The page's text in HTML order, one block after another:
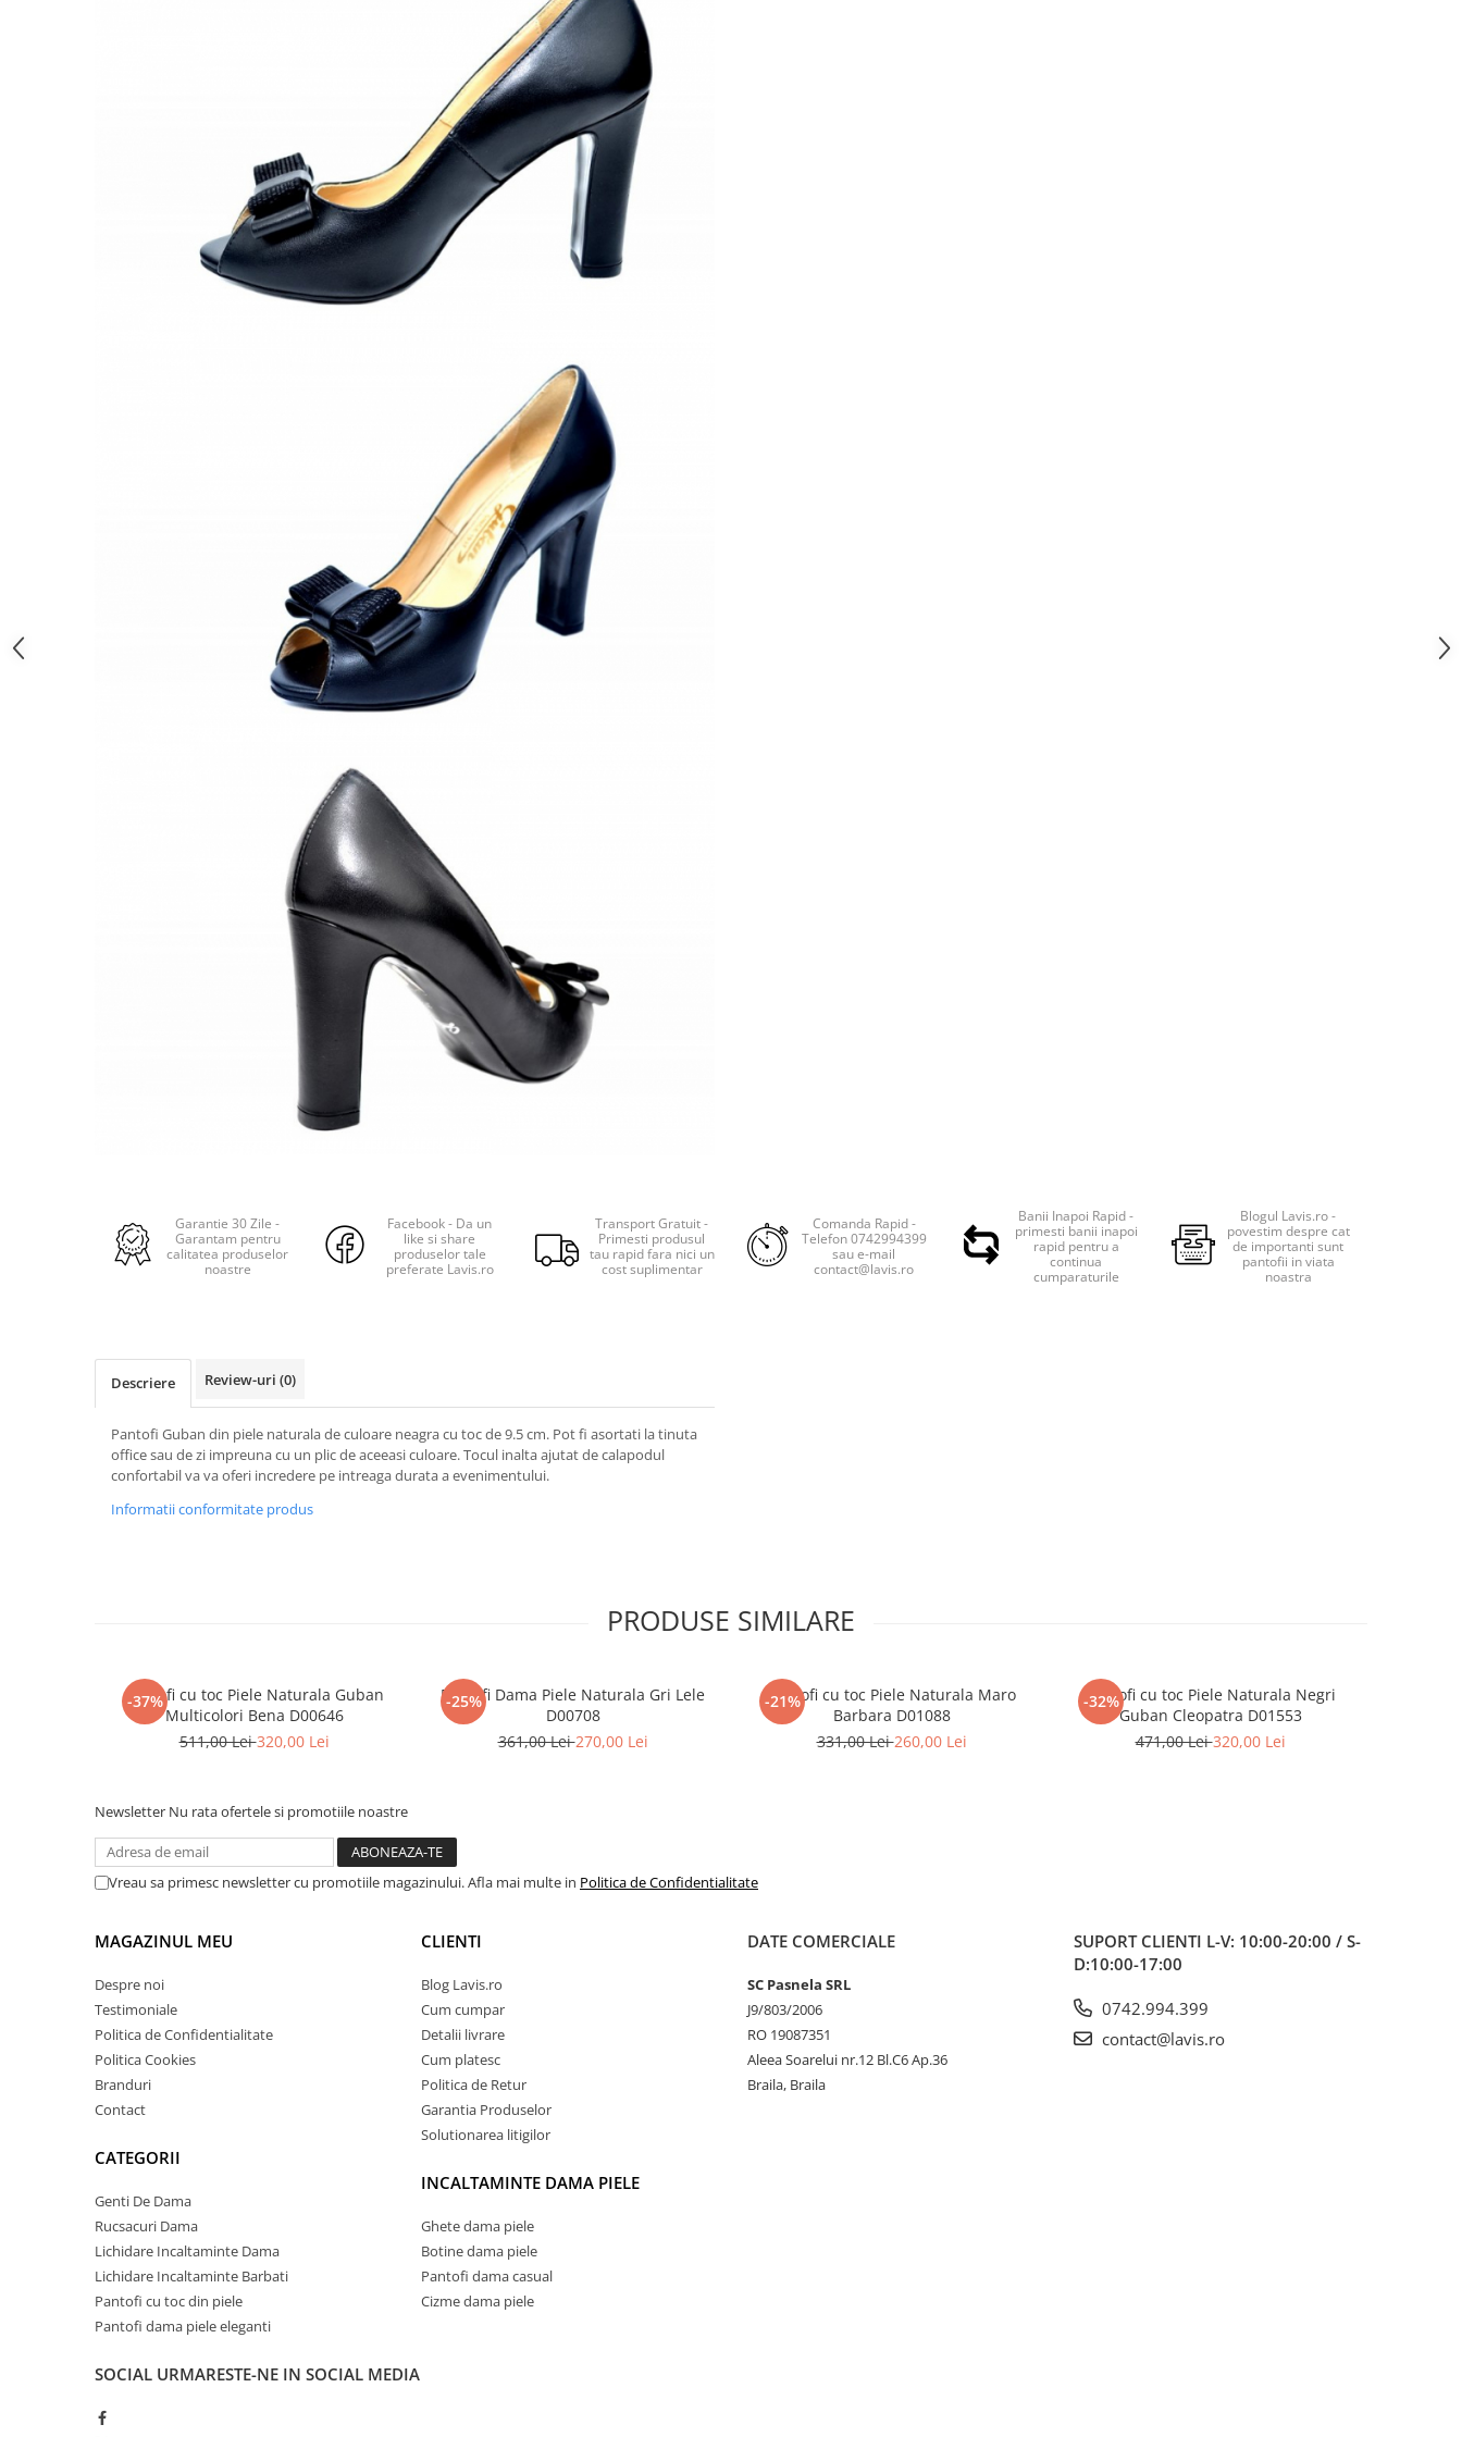
Garantie 30 Zile -
Garantam pentru
calitatea produselor
noastre
Facebook - Da un
like si share
produselor tale
preferate Lavis.ro
Transport Gratuit -
Primesti produsul
tau rapid fara nici un
cost suplimentar
Comanda Rapid -
Telefon 0742994399
sau e-mail
contact@lavis.ro
Banii Inapoi Rapid -
primesti banii inapoi
rapid pentru a
continua
cumparaturile
Blogul Lavis.ro -
povestim despre cat
de importanti sunt
pantofii in viata
noastra
Descriere Review-uri (0)
Pantofi Guban din piele naturala de culoare neagra cu toc de 9.5 cm. Pot fi asortati la tinuta
office sau de zi impreuna cu un plic de aceeasi culoare. Tocul inalta ajutat de calapodul
confortabil va va oferi incredere pe intreaga durata a evenimentului.
Informatii conformitate produs
PRODUSE SIMILARE
-37%
Pantofi cu toc Piele Naturala Guban
Multicolori Bena D00646
511,00 Lei320,00 Lei
-25%
Pantofi Dama Piele Naturala Gri Lele
D00708
361,00 Lei270,00 Lei
-21%
Pantofi cu toc Piele Naturala Maro
Barbara D01088
331,00 Lei260,00 Lei
-32%
Pantofi cu toc Piele Naturala Negri
Guban Cleopatra D01553
471,00 Lei320,00 Lei
Newsletter Nu rata ofertele si promotiile noastre
Vreau sa primesc newsletter cu promotiile magazinului. Afla mai multe in Politica de Confidentialitate
MAGAZINUL MEU
Despre noi
Testimoniale
Politica de Confidentialitate
Politica Cookies
Branduri
Contact
CATEGORII
Genti De Dama
Rucsacuri Dama
Lichidare Incaltaminte Dama
Lichidare Incaltaminte Barbati
Pantofi cu toc din piele
Pantofi dama piele eleganti
CLIENTI
Blog Lavis.ro
Cum cumpar
Detalii livrare
Cum platesc
Politica de Retur
Garantia Produselor
Solutionarea litigilor
INCALTAMINTE DAMA PIELE
Ghete dama piele
Botine dama piele
Pantofi dama casual
Cizme dama piele
DATE COMERCIALE
SC Pasnela SRL
J9/803/2006
RO 19087351
Aleea Soarelui nr.12 Bl.C6 Ap.36
Braila, Braila
SUPORT CLIENTI L-V: 10:00-20:00 / S-
D:10:00-17:00
0742.994.399
contact@lavis.ro
SOCIAL URMARESTE-NE IN SOCIAL MEDIA